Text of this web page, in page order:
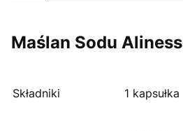
Maślan Sodu Aliness
Składniki 1 kapsułka